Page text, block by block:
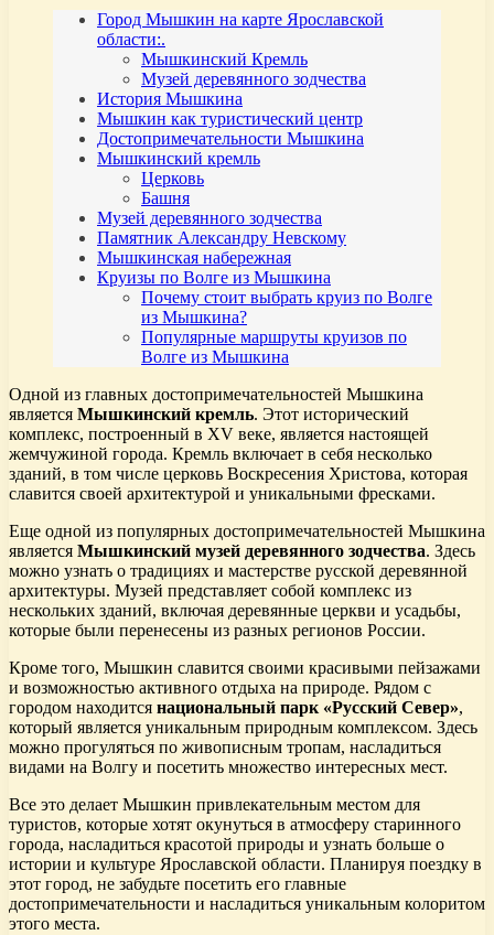
Город Мышкин на карте Ярославской
области:.
Мышкинский Кремль
Музей деревянного зодчества
История Мышкина
Мышкин как туристический центр
Достопримечательности Мышкина
Мышкинский кремль
Церковь
Башня
Музей деревянного зодчества
Памятник Александру Невскому
Мышкинская набережная
Круизы по Волге из Мышкина
Почему стоит выбрать круиз по Волге
из Мышкина?
Популярные маршруты круизов по
Волге из Мышкина
Одной из главных достопримечательностей Мышкина
является Мышкинский кремль. Этот исторический
комплекс, построенный в XV веке, является настоящей
жемчужиной города. Кремль включает в себя несколько
зданий, в том числе церковь Воскресения Христова, которая
славится своей архитектурой и уникальными фресками.
Еще одной из популярных достопримечательностей Мышкина
является Мышкинский музей деревянного зодчества. Здесь
можно узнать о традициях и мастерстве русской деревянной
архитектуры. Музей представляет собой комплекс из
нескольких зданий, включая деревянные церкви и усадьбы,
которые были перенесены из разных регионов России.
Кроме того, Мышкин славится своими красивыми пейзажами
и возможностью активного отдыха на природе. Рядом с
городом находится национальный парк «Русский Север»,
который является уникальным природным комплексом. Здесь
можно прогуляться по живописным тропам, насладиться
видами на Волгу и посетить множество интересных мест.
Все это делает Мышкин привлекательным местом для
туристов, которые хотят окунуться в атмосферу старинного
города, насладиться красотой природы и узнать больше о
истории и культуре Ярославской области. Планируя поездку в
этот город, не забудьте посетить его главные
достопримечательности и насладиться уникальным колоритом
этого места.